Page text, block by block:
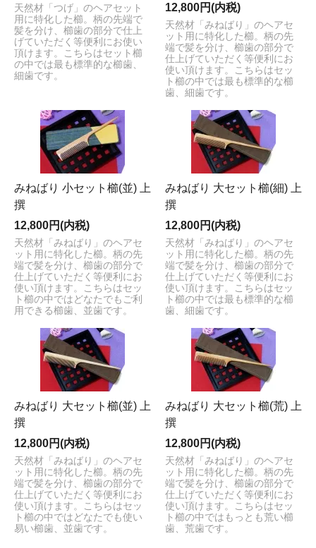
天然材「つげ」のヘアセット
用に特化した櫛。柄の先端で
髪を分け、櫛歯の部分で仕上
げていただく等便利にお使い
頂けます。こちらはセット櫛
の中では最も標準的な櫛歯、
細歯です。
12,800円(内税)
天然材「みねばり」のヘアセ
ット用に特化した櫛。柄の先
端で髪を分け、櫛歯の部分で
仕上げていただく等便利にお
使い頂けます。こちらはセッ
ト櫛の中では最も標準的な櫛
歯、細歯です。
みねばり 小セット櫛(並) 上
撰
12,800円(内税)
天然材「みねばり」のヘアセ
ット用に特化した櫛。柄の先
端で髪を分け、櫛歯の部分で
仕上げていただく等便利にお
使い頂けます。こちらはセッ
ト櫛の中ではどなたでもご利
用できる櫛歯、並歯です。
みねばり 大セット櫛(細) 上
撰
12,800円(内税)
天然材「みねばり」のヘアセ
ット用に特化した櫛。柄の先
端で髪を分け、櫛歯の部分で
仕上げていただく等便利にお
使い頂けます。こちらはセッ
ト櫛の中では最も標準的な櫛
歯、細歯です。
みねばり 大セット櫛(並) 上
撰
12,800円(内税)
天然材「みねばり」のヘアセ
ット用に特化した櫛。柄の先
端で髪を分け、櫛歯の部分で
仕上げていただく等便利にお
使い頂けます。こちらはセッ
ト櫛の中ではどなたでも使い
易い櫛歯、並歯です。
みねばり 大セット櫛(荒) 上
撰
12,800円(内税)
天然材「みねばり」のヘアセ
ット用に特化した櫛。柄の先
端で髪を分け、櫛歯の部分で
仕上げていただく等便利にお
使い頂けます。こちらはセッ
ト櫛の中ではもっとも荒い櫛
歯、荒歯です。